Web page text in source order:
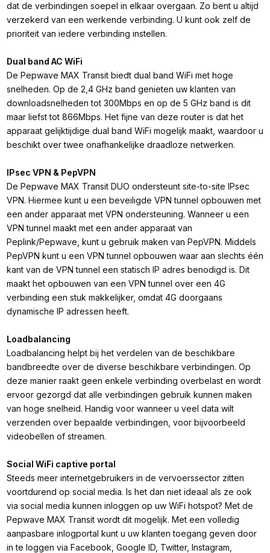
dat de verbindingen soepel in elkaar overgaan. Zo bent u altijd
verzekerd van een werkende verbinding. U kunt ook zelf de
prioriteit van iedere verbinding instellen.
Dual band AC WiFi
De Pepwave MAX Transit biedt dual band WiFi met hoge
snelheden. Op de 2,4 GHz band genieten uw klanten van
downloadsnelheden tot 300Mbps en op de 5 GHz band is dit
maar liefst tot 866Mbps. Het fijne van deze router is dat het
apparaat gelijktijdige dual band WiFi mogelijk maakt, waardoor u
beschikt over twee onafhankelijke draadloze netwerken.
IPsec VPN & PepVPN
De Pepwave MAX Transit DUO ondersteunt site-to-site IPsec
VPN. Hiermee kunt u een beveiligde VPN tunnel opbouwen met
een ander apparaat met VPN ondersteuning. Wanneer u een
VPN tunnel maakt met een ander apparaat van
Peplink/Pepwave, kunt u gebruik maken van PepVPN. Middels
PepVPN kunt u een VPN tunnel opbouwen waar aan slechts één
kant van de VPN tunnel een statisch IP adres benodigd is. Dit
maakt het opbouwen van een VPN tunnel over een 4G
verbinding een stuk makkelijker, omdat 4G doorgaans
dynamische IP adressen heeft.
Loadbalancing
Loadbalancing helpt bij het verdelen van de beschikbare
bandbreedte over de diverse beschikbare verbindingen. Op
deze manier raakt geen enkele verbinding overbelast en wordt
ervoor gezorgd dat alle verbindingen gebruik kunnen maken
van hoge snelheid. Handig voor wanneer u veel data wilt
verzenden over bepaalde verbindingen, voor bijvoorbeeld
videobellen of streamen.
Social WiFi captive portal
Steeds meer internetgebruikers in de vervoerssector zitten
voortdurend op social media. Is het dan niet ideaal als ze ook
via social media kunnen inloggen op uw WiFi hotspot? Met de
Pepwave MAX Transit wordt dit mogelijk. Met een volledig
aanpasbare inlogportal kunt u uw klanten toegang geven door
in te loggen via Facebook, Google ID, Twitter, Instagram,